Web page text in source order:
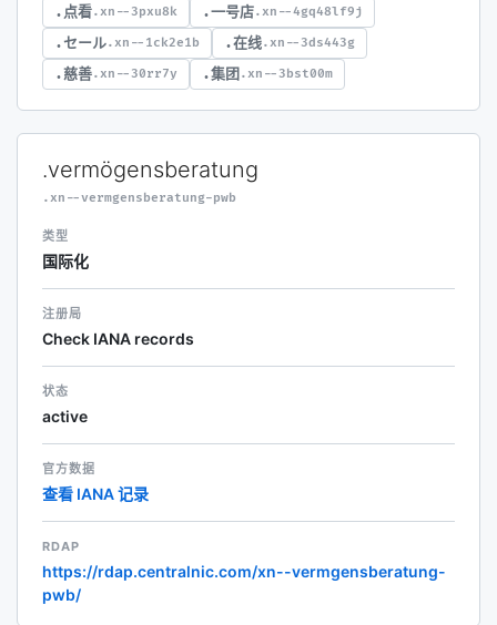
.点看.xn--3pxu8k .一号店.xn--4gq48lf9j
.セール.xn--1ck2e1b .在线.xn--3ds443g
.慈善.xn--30rr7y .集团.xn--3bst00m
.vermögensberatung
.xn--vermgensberatung-pwb
类型
国际化
注册局
Check IANA records
状态
active
官方数据
查看 IANA 记录
RDAP
https://rdap.centralnic.com/xn--vermgensberatung-
pwb/